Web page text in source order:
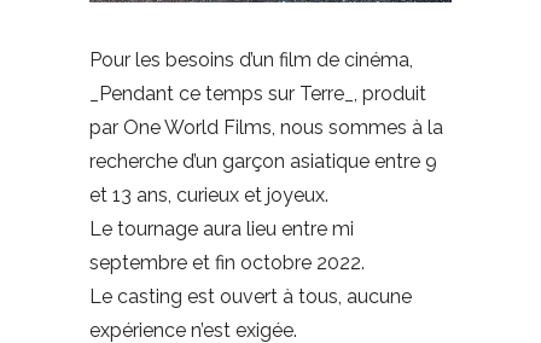
Pour les besoins d’un film de cinéma,
_Pendant ce temps sur Terre_, produit
par One World Films, nous sommes à la
recherche d’un garçon asiatique entre 9
et 13 ans, curieux et joyeux.
Le tournage aura lieu entre mi
septembre et fin octobre 2022.
Le casting est ouvert à tous, aucune
expérience n’est exigée.